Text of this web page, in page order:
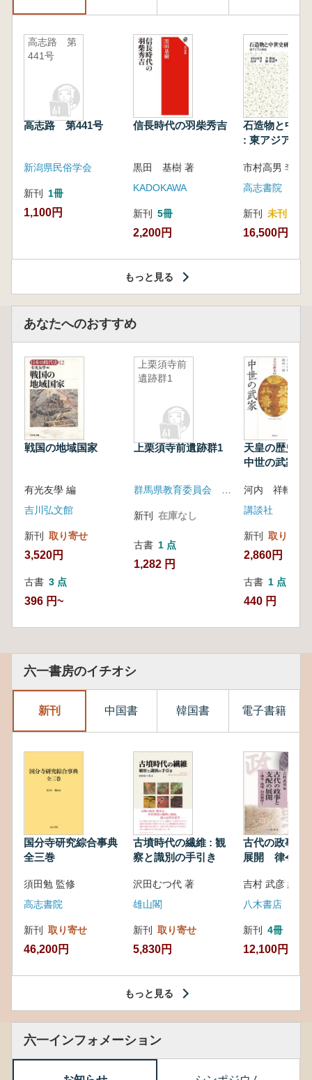
高志路 第
441号
高志路 第441号
新潟県民俗学会
新刊 1冊
1,100円
信長時代の羽柴秀吉
黒田 基樹 著
KADOKAWA
新刊 5冊
2,200円
石造物と中世
: 東アジアと
高志書院
新刊 未刊
16,500円
もっと見る
あなたへのおすすめ
戦国の地域国家
有光友學 編
吉川弘文館
新刊 取り寄せ
3,520円
古書 3 点
396 円~
上栗須寺前
遺跡群1
上栗須寺前遺跡群1
新刊 在庫なし
古書 1 点
1,282 円
天皇の歴史4
中世の武家
講談社
新刊 取り寄せ
2,860円
古書 1 点
440 円
六一書房のイチオシ
新刊 中国書 韓国書 電子書籍
国分寺研究綜合事典
全三巻
須田勉 監修
高志書院
新刊 取り寄せ
46,200円
古墳時代の繊維 : 観
察と識別の手引き
沢田むつ代 著
雄山閣
新刊 取り寄せ
5,830円
古代の政事と
展開 律令・
吉村 武彦 編集
八木書店
新刊 4冊
12,100円
もっと見る
六一インフォメーション